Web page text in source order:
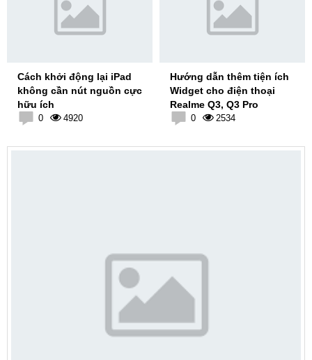
Cách khởi động lại iPad
không cần nút nguồn cực
hữu ích
0 4920
Hướng dẫn thêm tiện ích
Widget cho điện thoại
Realme Q3, Q3 Pro
0 2534